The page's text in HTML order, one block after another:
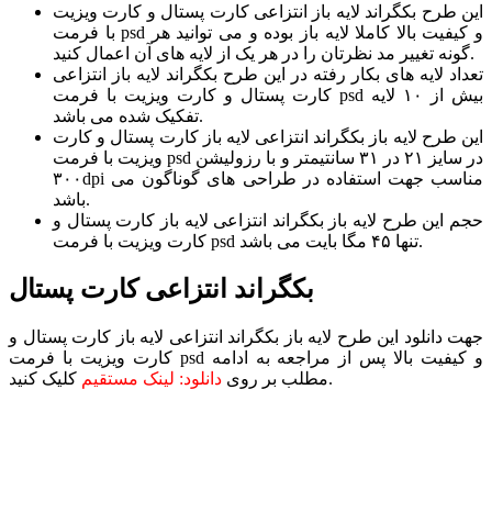
این طرح بکگراند لایه باز انتزاعی کارت پستال و کارت ویزیت
با فرمت psd و کیفیت بالا کاملا لایه باز بوده و می توانید هر
گونه تغییر مد نظرتان را در هر یک از لایه های آن اعمال کنید.
تعداد لایه های بکار رفته در این طرح بکگراند لایه باز انتزاعی
کارت پستال و کارت ویزیت با فرمت psd بیش از ۱۰ لایه
تفکیک شده می باشد.
این طرح لایه باز بکگراند انتزاعی لایه باز کارت پستال و کارت
ویزیت با فرمت psd در سایز ۲۱ در ۳۱ سانتیمتر و با رزولیشن
۳۰۰dpi مناسب جهت استفاده در طراحی های گوناگون می
باشد.
حجم این طرح لایه باز بکگراند انتزاعی لایه باز کارت پستال و
کارت ویزیت با فرمت psd تنها ۴۵ مگا بایت می باشد.
بکگراند انتزاعی کارت پستال
جهت دانلود این طرح لایه باز بکگراند انتزاعی لایه باز کارت پستال و
کارت ویزیت با فرمت psd و کیفیت بالا پس از مراجعه به ادامه
مطلب بر روی دانلود: لینک مستقیم کلیک کنید.